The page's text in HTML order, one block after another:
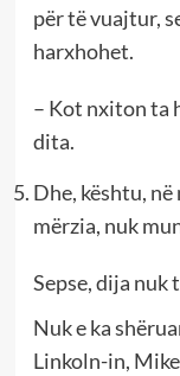
për të vuajtur,
harxhohet.
– Kot nxiton ta
dita.
Dhe, kështu,
mërzia, nuk
Sepse, dija nuk
Nuk e ka
Linkoln-in,